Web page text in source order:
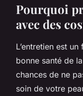
Pourquoi
avec des
L’entretien est
bonne santé de
chances de ne
soin de votre